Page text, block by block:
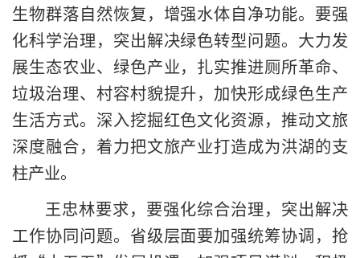
生物群落自然恢复，增强水体自净功能。要强
化科学治理，突出解决绿色转型问题。大力发
展生态农业、绿色产业，扎实推进厕所革命、
垃圾治理、村容村貌提升，加快形成绿色生产
生活方式。深入挖掘红色文化资源，推动文旅
深度融合，着力把文旅产业打造成为洪湖的支
柱产业。
王忠林要求，要强化综合治理，突出解决
工作协同问题。省级层面要加强统筹协调，抢